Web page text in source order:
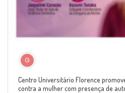
G
Centro Universitário Florence
contra a mulher com presença de